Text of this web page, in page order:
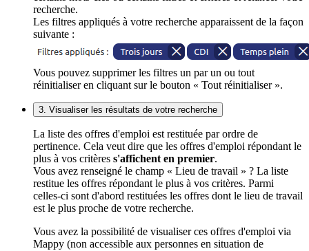
recherche.
Les filtres appliqués à votre recherche apparaissent de la façon
suivante :
Vous pouvez supprimer les filtres un par un ou tout
réinitialiser en cliquant sur le bouton « Tout réinitialiser ».
3. Visualiser les résultats de votre recherche
La liste des offres d'emploi est restituée par ordre de
pertinence. Cela veut dire que les offres d'emploi répondant le
plus à vos critères s'affichent en premier.
Vous avez renseigné le champ « Lieu de travail » ? La liste
restitue les offres répondant le plus à vos critères. Parmi
celles-ci sont d'abord restituées les offres dont le lieu de travail
est le plus proche de votre recherche.
Vous avez la possibilité de visualiser ces offres d'emploi via
Mappy (non accessible aux personnes en situation de